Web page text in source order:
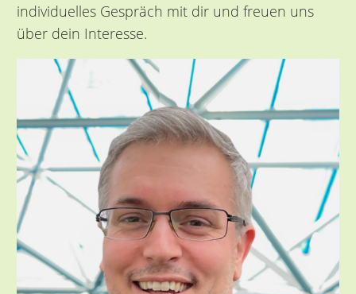
individuelles Gespräch mit dir und freuen uns
über dein Interesse.